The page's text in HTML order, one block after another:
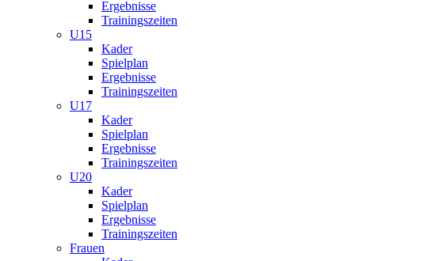
Ergebnisse
Trainingszeiten
U15
Kader
Spielplan
Ergebnisse
Trainingszeiten
U17
Kader
Spielplan
Ergebnisse
Trainingszeiten
U20
Kader
Spielplan
Ergebnisse
Trainingszeiten
Frauen